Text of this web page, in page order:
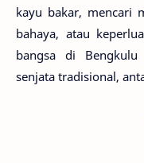
kayu bakar, mencari
bahaya, atau
bangsa di
senjata tradisional,